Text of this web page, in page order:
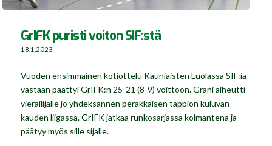
GrIFK puristi voiton SIF:stä
18.1.2023
Vuoden ensimmäinen kotiottelu Kauniaisten Luolassa SIF:iä
vastaan päättyi GrIFK:n 25-21 (8-9) voittoon. Grani aiheutti
vierailijalle jo yhdeksännen peräkkäisen tappion kuluvan
kauden liigassa. GrIFK jatkaa runkosarjassa kolmantena ja
päätyy myös sille sijalle.